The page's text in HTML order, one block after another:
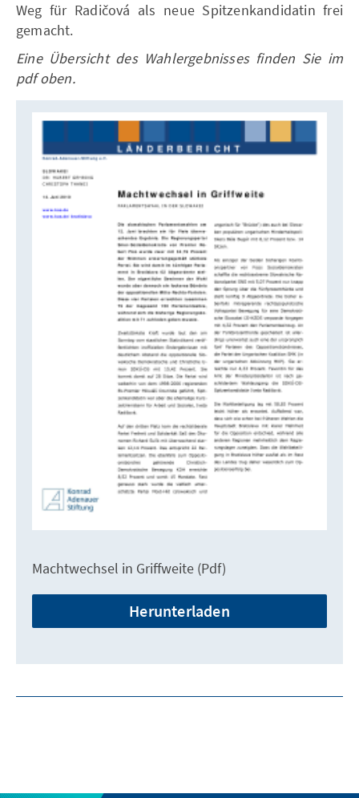
Weg für Radičová als neue Spitzenkandidatin frei
gemacht.
Eine Übersicht des Wahlergebnisses finden Sie im
pdf oben.
Machtwechsel in Griffweite (Pdf)
Herunterladen